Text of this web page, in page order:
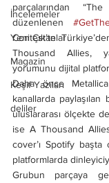
İncelemeler
Yeni Çıkanlar
Magazin
Keşif Yazıları
deliler
parçalarından
düzenlenen
Contest’te
Thousand Allies,
yorumunu dijital
Daha önce
kanallarda paylaşılan
uluslararası ölçekte
ise A Thousand
cover’ı Spotify
platformlarda
Grubun parçaya